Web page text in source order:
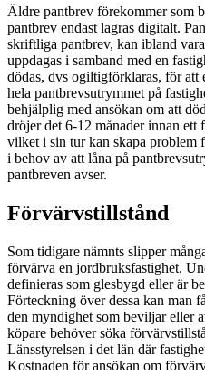
Äldre pantbrev förekommer som
pantbrev endast lagras digitalt.
skriftliga pantbrev, kan ibland
uppdagas i samband med en
dödas, dvs ogiltigförklaras, för att
hela pantbrevsutrymmet på
behjälplig med ansökan om att
dröjer det 6-12 månader innan ett
vilket i sin tur kan skapa problem
i behov av att låna på
pantbreven avser.
Förvärvstillstånd
Som tidigare nämnts slipper
förvärva en jordbruksfastighet.
definieras som glesbygd eller är
Förteckning över dessa kan man
den myndighet som beviljar eller
köpare behöver söka
Länsstyrelsen i det län där
Kostnaden för ansökan om